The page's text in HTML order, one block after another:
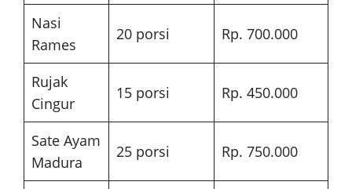
Nasi
Rames
20 porsi Rp. 700.000
Rujak
Cingur
15 porsi Rp. 450.000
Sate Ayam
Madura
25 porsi Rp. 750.000